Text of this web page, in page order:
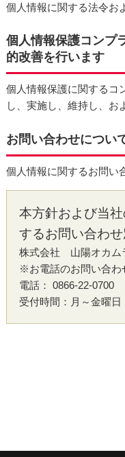
個人情報に関する法令お
個人情報保護コンプ
的改善を行います
個人情報保護に関するコ
し、実施し、維持し、お
お問い合わせについ
個人情報に関するお問い
本方針および当
するお問い合わせ
株式会社 山陽オカム
※お電話のお問い合わ
電話： 0866-22-0700
受付時間：月～金曜